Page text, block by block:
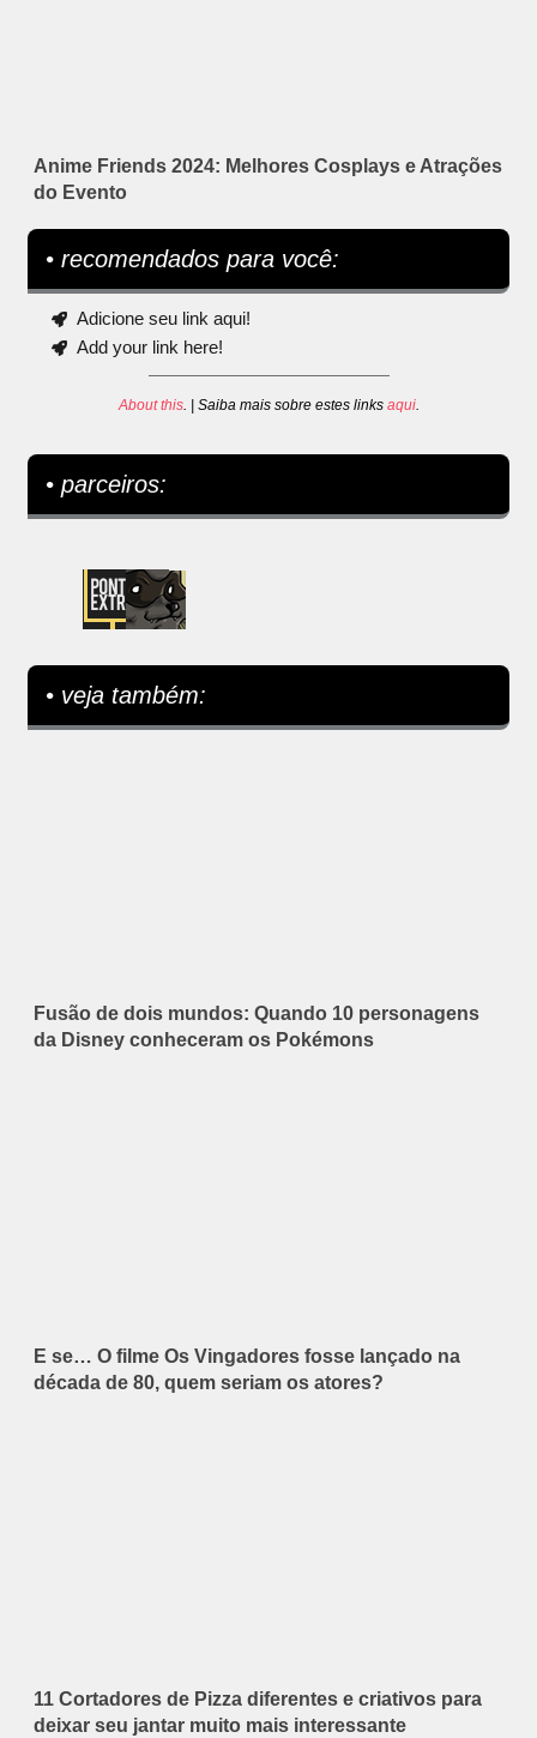
Anime Friends 2024: Melhores Cosplays e Atrações
do Evento
• recomendados para você:
Adicione seu link aqui!
Add your link here!
About this. | Saiba mais sobre estes links aqui.
• parceiros:
• veja também:
Fusão de dois mundos: Quando 10 personagens
da Disney conheceram os Pokémons
E se… O filme Os Vingadores fosse lançado na
década de 80, quem seriam os atores?
11 Cortadores de Pizza diferentes e criativos para
deixar seu jantar muito mais interessante